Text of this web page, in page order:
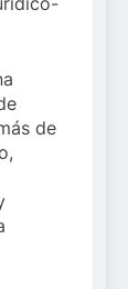
de